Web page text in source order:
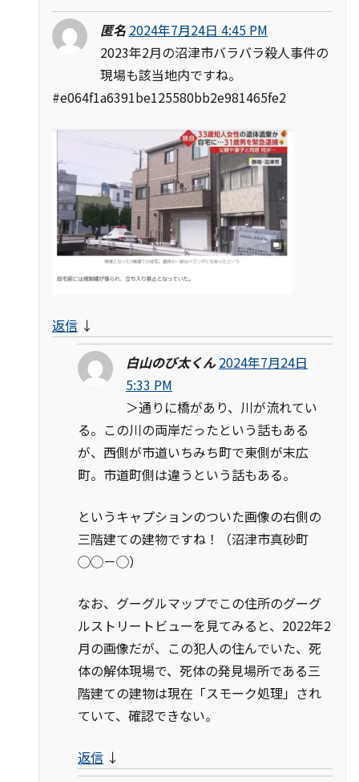
匿名 2024年7月24日 4:45 PM
2023年2月の沼津市バラバラ殺人事件の
現場も該当地内ですね。
#e064f1a6391be125580bb2e981465fe2
返信 ↓
白山のび太くん 2024年7月24日
5:33 PM
＞通りに橋があり、川が流れてい
る。この川の両岸だったという話もある
が、西側が市道いちみち町で東側が末広
町。市道町側は違うという話もある。
というキャプションのついた画像の右側の
三階建ての建物ですね！（沼津市真砂町
◯◯－◯）
なお、グーグルマップでこの住所のグーグ
ルストリートビューを見てみると、2022年2
月の画像だが、この犯人の住んでいた、死
体の解体現場で、死体の発見場所である三
階建ての建物は現在「スモーク処理」され
ていて、確認できない。
返信 ↓